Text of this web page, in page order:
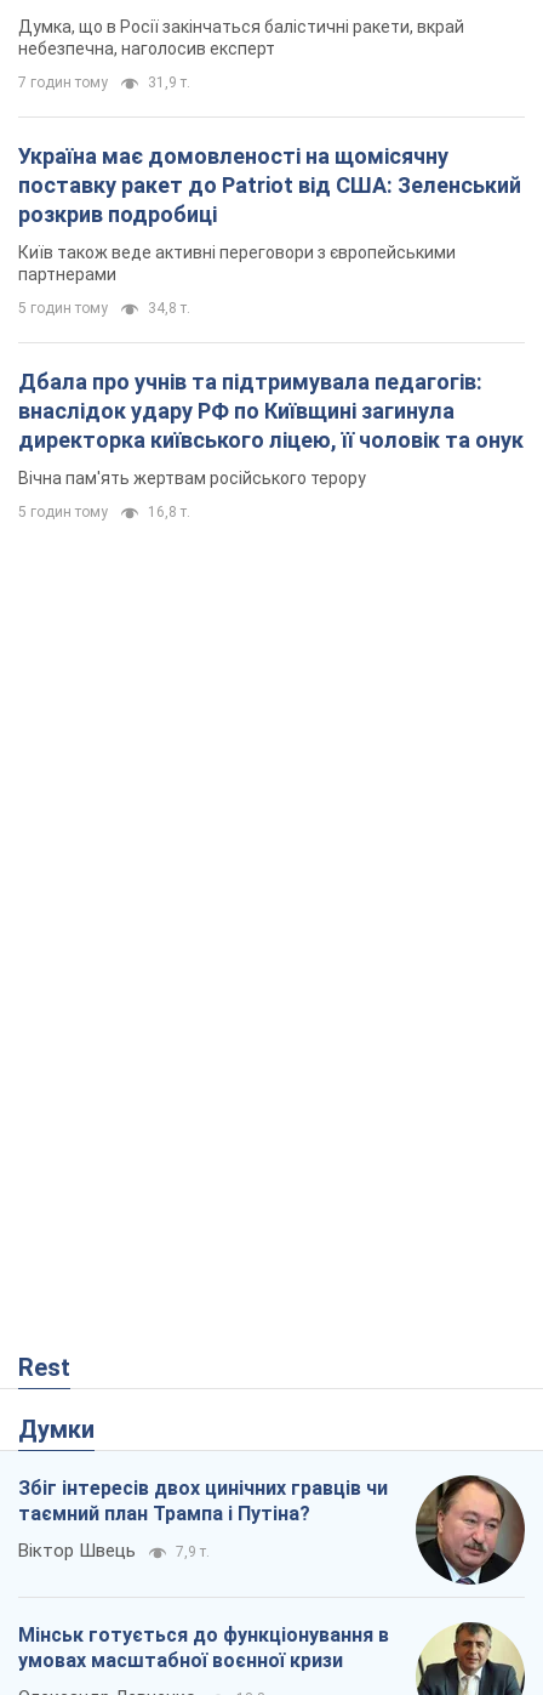
Думка, що в Росії закінчаться балістичні ракети, вкрай
небезпечна, наголосив експерт
7 годин тому 31,9 т.
Україна має домовленості на щомісячну
поставку ракет до Patriot від США: Зеленський
розкрив подробиці
Київ також веде активні переговори з європейськими
партнерами
5 годин тому 34,8 т.
Дбала про учнів та підтримувала педагогів:
внаслідок удару РФ по Київщині загинула
директорка київського ліцею, її чоловік та онук
Вічна пам'ять жертвам російського терору
5 годин тому 16,8 т.
Rest
Думки
Збіг інтересів двох цинічних гравців чи
таємний план Трампа і Путіна?
Віктор Швець 7,9 т.
Мінськ готується до функціонування в
умовах масштабної воєнної кризи